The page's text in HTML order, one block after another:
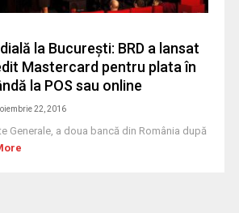
la Bucureşti: BRD a lansat
Mastercard pentru plata în
la POS sau online
22, 2016
Generale, a doua bancă din România după